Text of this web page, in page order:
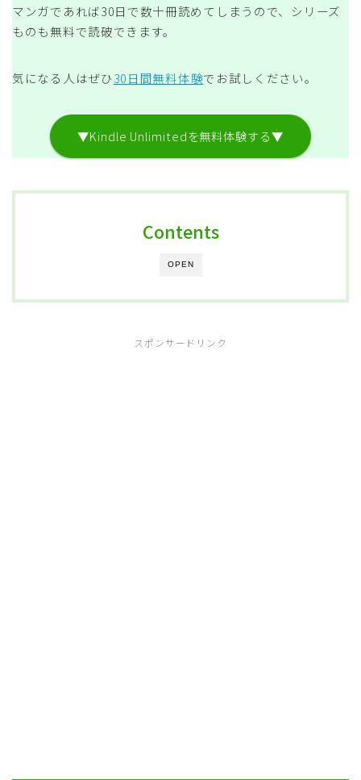
マンガであれば30日で数十冊読めてしまうので、シリーズ
ものも無料で読破できます。
気になる人はぜひ30日間無料体験でお試しください。
▼Kindle Unlimitedを無料体験する▼
OPEN
Contents
スポンサードリンク